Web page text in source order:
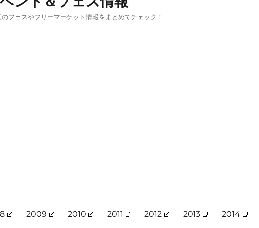
フェスやフリーマーケット情報をまとめてチェック！
2009 2010 2011 2012 2013 2014